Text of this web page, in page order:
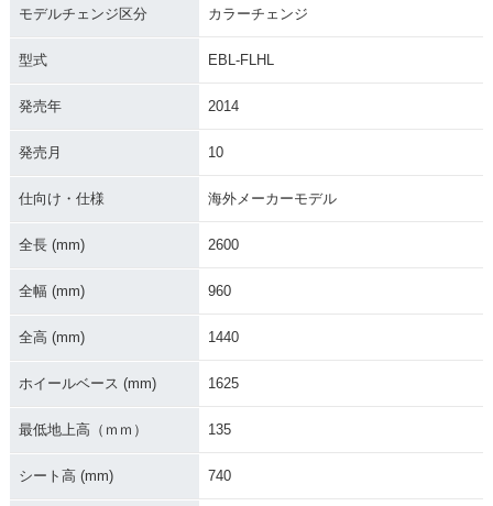
a Classic・カラー
a Classic・マイナ
2010年 FLHTCU S/
C Electra Glide Ult
2009年 FLHTCU S/
2008年 FLHTCU S/
ra Classic Sidecar
assic
モデルチェンジ区分 カラーチェンジ
型式 EBL-FLHL
発売年 2014
発売月 10
仕向け・仕様 海外メーカーモデル
全長 (mm) 2600
全幅 (mm) 960
全高 (mm) 1440
ホイールベース (mm) 1625
最低地上高（ｍｍ） 135
シート高 (mm) 740